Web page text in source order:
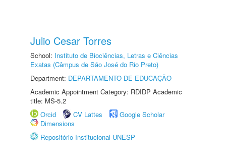
Julio Cesar Torres
School: Instituto de Biociências, Letras e Ciências
Exatas (Câmpus de São José do Rio Preto)
Department: DEPARTAMENTO DE EDUCAÇÃO
Academic Appointment Category: RDIDP Academic
title: MS-5.2
Orcid
CV Lattes
Google Scholar
Dimensions
Repositório Institucional UNESP